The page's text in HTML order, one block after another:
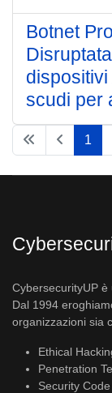
Botnet
scudi per
1
CybersecurityUP è
Dal 1994
organizzazioni sia
Ethical
Penetration
Security